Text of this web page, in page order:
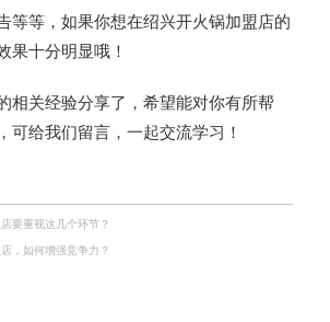
等等，如果你想在绍兴开火锅加盟店的
果十分明显哦！
相关经验分享了，希望能对你有所帮
可给我们留言，一起交流学习！
要重视这几个环节？
，如何增强竞争力？